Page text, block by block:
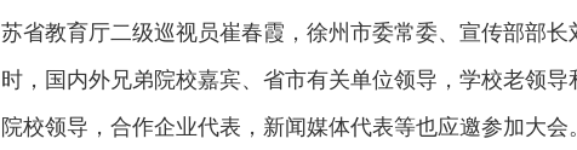
苏省教育厅二级巡视员崔春霞，徐州市委常委、宣传部部长
时，国内外兄弟院校嘉宾、省市有关单位领导，学校老领
院校领导，合作企业代表，新闻媒体代表等也应邀参加大